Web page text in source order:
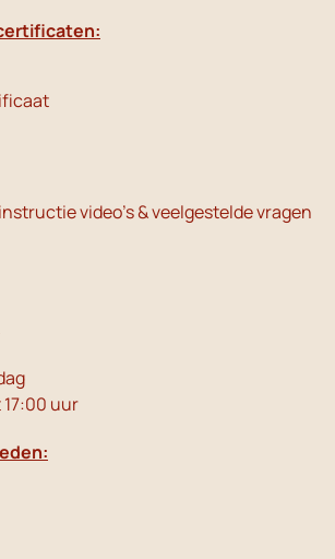
video's & veelgestelde vragen
uur